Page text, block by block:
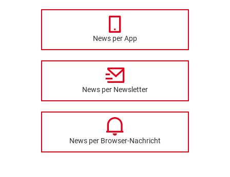
News per App
News per Newsletter
News per Browser-Nachricht